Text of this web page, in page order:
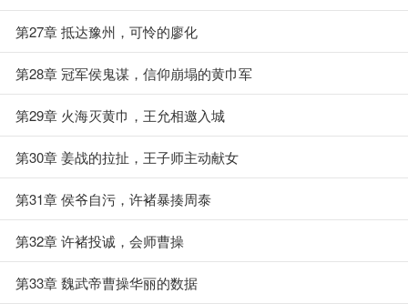
第27章 抵达豫州，可怜的廖化
第28章 冠军侯鬼谋，信仰崩塌的黄巾军
第29章 火海灭黄巾，王允相邀入城
第30章 姜战的拉扯，王子师主动献女
第31章 侯爷自污，许褚暴揍周泰
第32章 许褚投诚，会师曹操
第33章 魏武帝曹操华丽的数据